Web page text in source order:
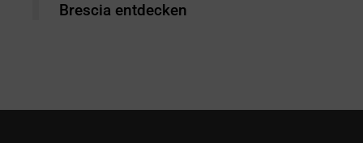
Brescia entdecken